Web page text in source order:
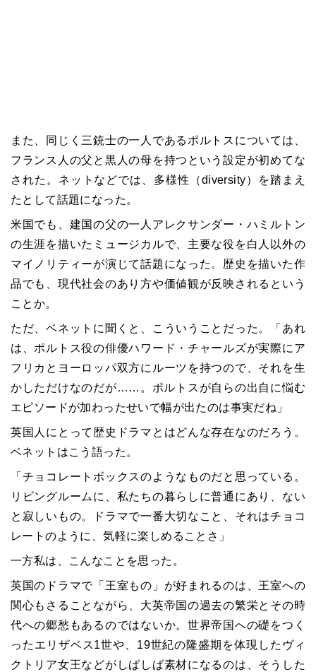
また、同じく三銃士の一人であるポルトスについては、
フランス人の父と黒人の母を持つという設定が初めてな
された。ネットなどでは、多様性（diversity）を踏まえ
たとして話題になった。
米国でも、建国の父の一人アレクサンダー・ハミルトン
の生涯を描いたミュージカルで、主要な役を白人以外の
マイノリティーが演じて話題になった。歴史を描いた作
品でも、現代社会のあり方や価値観が反映されるという
ことか。
ただ、ベネットに聞くと、こういうことだった。「あれ
は、ポルトス役の俳優ハワード・チャールズが実際にア
フリカとヨーロッパ双方にルーツを持つので、それを生
かしただけなのだが……。ポルトスが自らの出自に悩む
エピソードが加わったせいで幅が出たのは事実だね」
英国人にとって歴史ドラマとはどんな存在なのだろう。
ベネットはこう語った。
「チョコレートボックスのようなものだと思っている。
リビングルームに、私たちの暮らしに普通にあり、ない
と寂しいもの。ドラマで一番大切なこと、それはチョコ
レートのように、気軽に楽しめることさ」
一方私は、こんなことを思った。
英国のドラマで「王室もの」が好まれるのは、王室への
関心もさることながら、大英帝国の過去の繁栄とその時
代への郷愁もあるのではないか。世界帝国への礎をつく
ったエリザベス1世や、 19世紀の隆盛期を体現したヴィ
クトリア女王などがしばしば素材になるのは、そうした